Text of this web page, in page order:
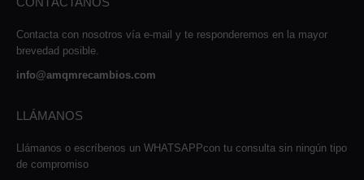
Contacta con nosotros vía e-mail y te responderemos en la mayor
brevedad posible.
info@amqmrecambios.com
LLÁMANOS
Llámanos o escríbenos un WHATSAPPcon tu consulta sin ningún tipo
de compromiso